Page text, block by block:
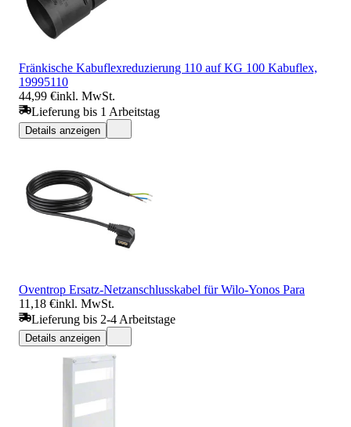
Fränkische Kabuflexreduzierung 110 auf KG 100 Kabuflex,
19995110
44,99 €inkl. MwSt.
Lieferung bis 1 Arbeitstag
Details anzeigen
Oventrop Ersatz-Netzanschlusskabel für Wilo-Yonos Para
11,18 €inkl. MwSt.
Lieferung bis 2-4 Arbeitstage
Details anzeigen